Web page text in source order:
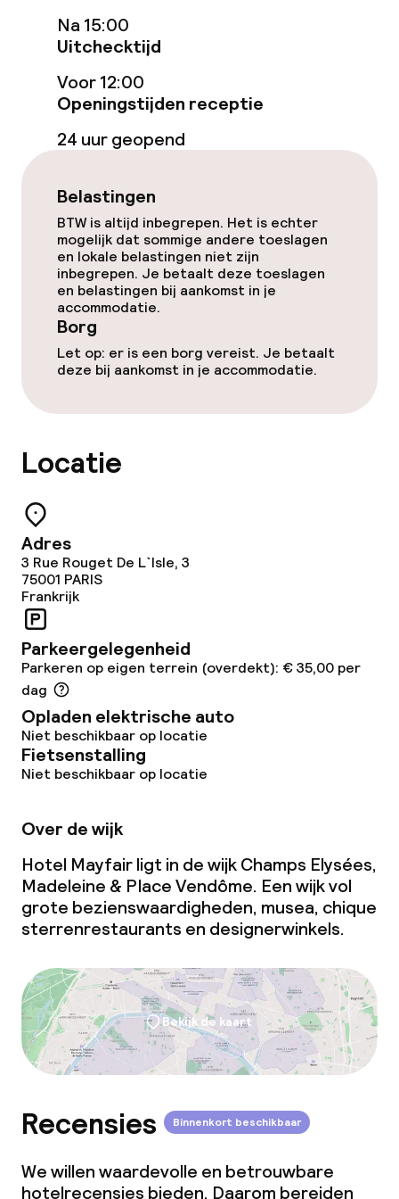
Ontbijtbuffet
Ontbijt à la carte
Roomservice
Faciliteiten en diensten voor kinderen
Babysitservice
Schoonmaakvoorzieningen
Wasservice
Zakelijke faciliteiten
Conferentieruimte
Vergaderruimte
Beleid
Borg bij aankomst
Overal rookvrij
Na 15:00
Uitchecktijd
Voor 12:00
Openingstijden receptie
24 uur geopend
Belastingen
BTW is altijd inbegrepen. Het is echter
mogelijk dat sommige andere toeslagen
en lokale belastingen niet zijn
inbegrepen. Je betaalt deze toeslagen
en belastingen bij aankomst in je
accommodatie.
Borg
Let op: er is een borg vereist. Je betaalt
deze bij aankomst in je accommodatie.
Locatie
Adres
3 Rue Rouget De L`Isle, 3
75001 PARIS
Frankrijk
Parkeergelegenheid
Parkeren op eigen terrein (overdekt): € 35,00 per
dag
Opladen elektrische auto
Niet beschikbaar op locatie
Fietsenstalling
Niet beschikbaar op locatie
Over de wijk
Hotel Mayfair ligt in de wijk Champs Elysées,
Madeleine & Place Vendôme. Een wijk vol
grote bezienswaardigheden, musea, chique
sterrenrestaurants en designerwinkels.
Bekijk de kaart
Recensies Binnenkort beschikbaar
We willen waardevolle en betrouwbare
hotelrecensies bieden. Daarom bereiden